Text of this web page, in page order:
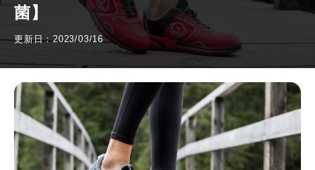
菌】
更新日：2023/03/16